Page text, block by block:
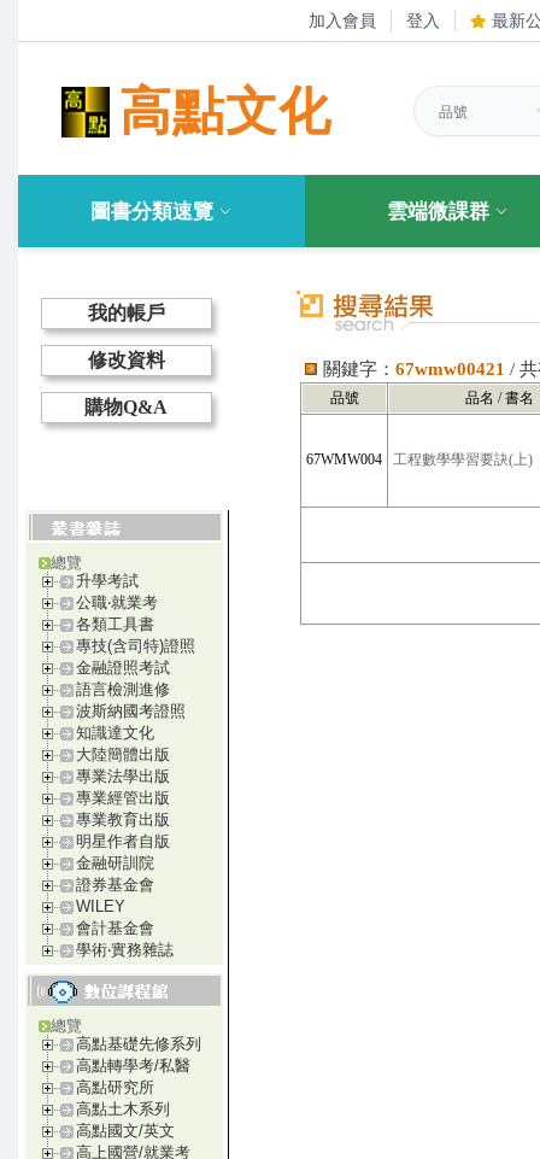
加入會員 登入 最新
高點文化
圖書分類速覽 雲端微課群
我的帳戶
修改資料
購物Q&A
總覽
升學考試
公職‧就業考
各類工具書
專技(含司特)證照
金融證照考試
語言檢測進修
波斯納國考證照
知識達文化
大陸簡體出版
專業法學出版
專業經管出版
專業教育出版
明星作者自版
金融研訓院
證券基金會
WILEY
會計基金會
學術‧實務雜誌
總覽
高點基礎先修系列
高點轉學考/私醫
高點研究所
高點土木系列
高點國文/英文
高上國營/就業考
關鍵字： 67wmw00421 /
品號 品名 / 書名
67WMW004 工程數學學習要訣(上)